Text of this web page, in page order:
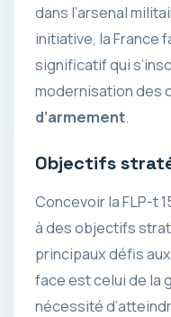
dans l’arsenal
initiative, la France
significatif qui
modernisation des
d’armement.
Objectifs
Concevoir la FLP-t
à des objectifs
principaux défis
face est celui de la
nécessité